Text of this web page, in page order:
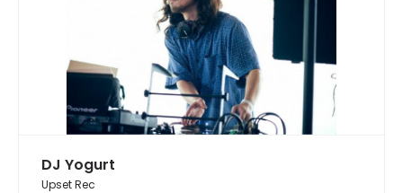
DJ Yogurt
Upset Rec